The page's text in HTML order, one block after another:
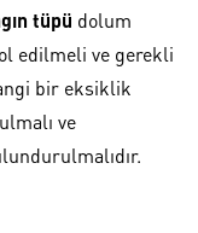
tüpü dolum
edilmeli ve gerekli
bir eksiklik
ve